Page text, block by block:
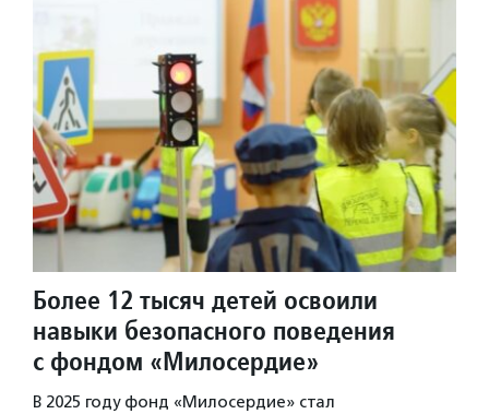
Более 12 тысяч детей освоили
навыки безопасного поведения
с фондом «Милосердие»
В 2025 году фонд «Милосердие» стал